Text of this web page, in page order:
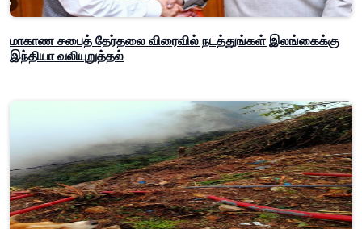
மாகாண சபைத் தேர்தலை விரைவில் நடத்துங்கள் இலங்கைக்கு
இந்தியா வலியுறுத்தல்